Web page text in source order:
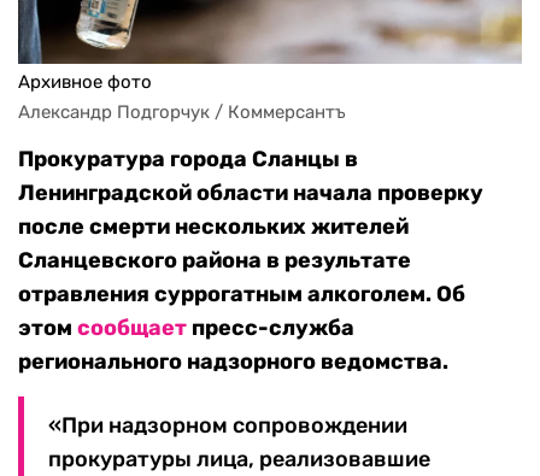
Архивное фото
Александр Подгорчук / Коммерсантъ
Прокуратура города Сланцы в
Ленинградской области начала проверку
после смерти нескольких жителей
Сланцевского района в результате
отравления суррогатным алкоголем. Об
этом сообщает пресс-служба
регионального надзорного ведомства.
«При надзорном сопровождении
прокуратуры лица, реализовавшие